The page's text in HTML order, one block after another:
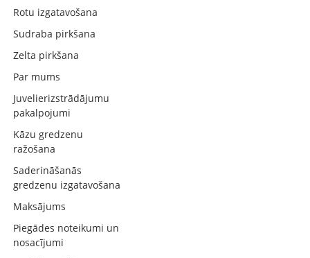
Rotu izgatavošana
Sudraba pirkšana
Zelta pirkšana
Par mums
Juvelierizstrādājumu
pakalpojumi
Kāzu gredzenu
ražošana
Saderināšanās
gredzenu izgatavošana
Maksājums
Piegādes noteikumi un
nosacījumi